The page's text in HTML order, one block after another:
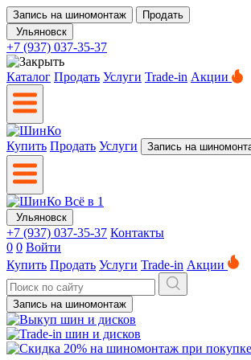
Запись на шиномонтаж
Продать
Ульяновск
+7 (937) 037-35-37
Каталог Продать Услуги Trade-in Акции
Купить Продать Услуги Запись на
Ульяновск
+7 (937) 037-35-37 Контакты
0 0 Войти
Купить Продать Услуги Trade-in Акции
Запись на шиномонтаж